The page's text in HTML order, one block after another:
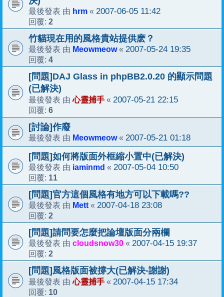
最後發表 由 hrm « 2007-06-05 11:42
回覆: 2
竹貓現在用的風格貴站提供麽？
最後發表 由 Meowmeow« 2007-05-24 19:35
回覆: 4
[問題]DAJ Glass in phpBB2.0.20 的顯示問題
(已解決)
最後發表 由心靈捕手 « 2007-05-21 22:15
回覆: 6
[討論]作廢
最後發表 由 Meowmeow« 2007-05-21 01:18
[問題]如何將版面外框縮小置中(已解決)
最後發表 由 iaminmd « 2007-05-04 10:50
回覆: 11
[問題]官方這個風格有地方可以下載嗎??
最後發表 由 Mett « 2007-04-18 23:08
回覆: 2
[問題]請問要怎麼把論壇版面分兩欄
最後發表 由 cloudsnow30 « 2007-04-15 19:37
回覆: 2
[問題]風格版面被撐大(已解決-謝謝)
最後發表 由心靈捕手 « 2007-04-15 17:34
回覆: 10